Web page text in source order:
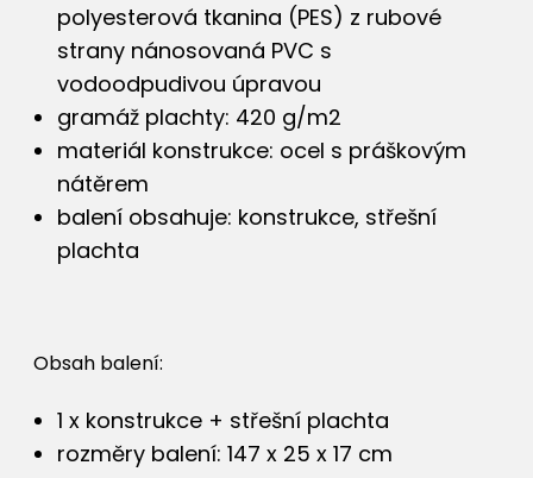
polyesterová tkanina (PES) z rubové
strany nánosovaná PVC s
vodoodpudivou úpravou
gramáž plachty: 420 g/m2
materiál konstrukce: ocel s práškovým
nátěrem
balení obsahuje: konstrukce, střešní
plachta
Obsah balení:
1 x konstrukce + střešní plachta
rozměry balení: 147 x 25 x 17 cm